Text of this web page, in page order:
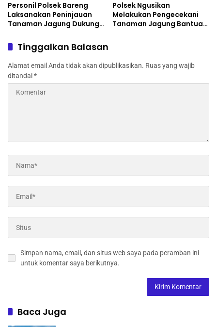
Personil Polsek Bareng
Laksanakan Peninjauan
Tanaman Jagung Dukung
Pangan
Polsek Ngusikan
Melakukan Pengecekani
Tanaman Jagung Bantuan
Tinggalkan Balasan
Alamat email Anda tidak akan dipublikasikan. Ruas yang wajib
ditandai*
Simpan nama, email, dan situs web saya pada peramban ini
untuk komentar saya berikutnya.
Baca Juga